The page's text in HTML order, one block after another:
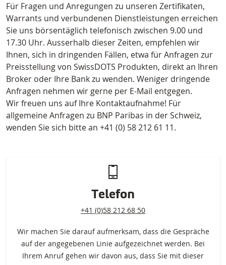
Für Fragen und Anregungen zu unseren Zertifikaten,
Warrants und verbundenen Dienstleistungen erreichen
Sie uns börsentäglich telefonisch zwischen 9.00 und
17.30 Uhr. Ausserhalb dieser Zeiten, empfehlen wir
Ihnen, sich in dringenden Fällen, etwa für Anfragen zur
Preisstellung von SwissDOTS Produkten, direkt an Ihren
Broker oder Ihre Bank zu wenden. Weniger dringende
Anfragen nehmen wir gerne per E-Mail entgegen.
Wir freuen uns auf Ihre Kontaktaufnahme! Für
allgemeine Anfragen zu BNP Paribas in der Schweiz,
wenden Sie sich bitte an +41 (0) 58 212 61 11.
Telefon
+41 (0)58 212 68 50
Wir machen Sie darauf aufmerksam, dass die Gespräche
auf der angegebenen Linie aufgezeichnet werden. Bei
Ihrem Anruf gehen wir davon aus, dass Sie mit dieser